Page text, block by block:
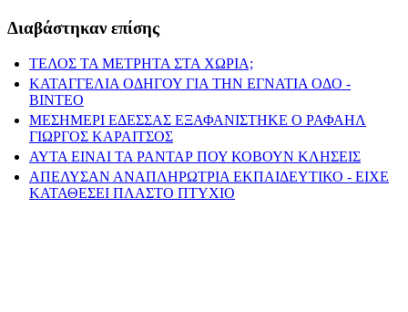
Διαβάστηκαν επίσης
ΤΕΛΟΣ ΤΑ ΜΕΤΡΗΤΑ ΣΤΑ ΧΩΡΙΑ;
ΚΑΤΑΓΓΕΛΙΑ ΟΔΗΓΟΥ ΓΙΑ ΤΗΝ ΕΓΝΑΤΙΑ ΟΔΟ -
ΒΙΝΤΕΟ
ΜΕΣΗΜΕΡΙ ΕΔΕΣΣΑΣ ΕΞΑΦΑΝΙΣΤΗΚΕ Ο ΡΑΦΑΗΛ
ΓΙΩΡΓΟΣ ΚΑΡΑΙΤΣΟΣ
ΑΥΤΑ ΕΙΝΑΙ ΤΑ ΡΑΝΤΑΡ ΠΟΥ ΚΟΒΟΥΝ ΚΛΗΣΕΙΣ
ΑΠΕΛΥΣΑΝ ΑΝΑΠΛΗΡΩΤΡΙΑ ΕΚΠΑΙΔΕΥΤΙΚΟ - ΕΙΧΕ
ΚΑΤΑΘΕΣΕΙ ΠΛΑΣΤΟ ΠΤΥΧΙΟ